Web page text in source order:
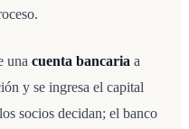
una cuenta bancaria a
y se ingresa el capital
socios decidan; el banco